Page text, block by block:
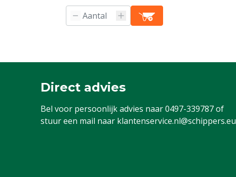
Direct advies
Bel voor persoonlijk advies naar0497-339787of
stuur een mail naar klantenservice.nl@schippers.eu